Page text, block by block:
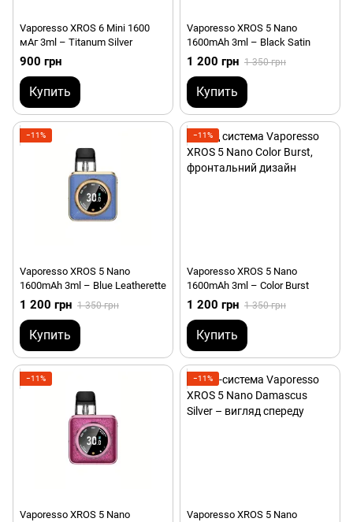
Vaporesso XROS 6 Mini 1600
мАг 3ml – Titanum Silver
900 грн
Купить
Vaporesso XROS 5 Nano
1600mAh 3ml – Black Satin
1 200 грн 1 350 грн
Купить
−11%
Vaporesso XROS 5 Nano
1600mAh 3ml – Blue Leatherette
1 200 грн 1 350 грн
Купить
−11%
Vaporesso XROS 5 Nano
1600mAh 3ml – Color Burst
1 200 грн 1 350 грн
Купить
−11%
Vaporesso XROS 5 Nano
−11%
Vaporesso XROS 5 Nano